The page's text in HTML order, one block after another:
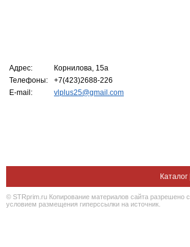
Адрес:
Корнилова, 15а
Телефоны:
+7(423)2688-226
E-mail:
vlplus25@gmail.com
Каталог
© STRprim.ru Копирование материалов сайта разрешено с
условием размещения гиперссылки на источник.